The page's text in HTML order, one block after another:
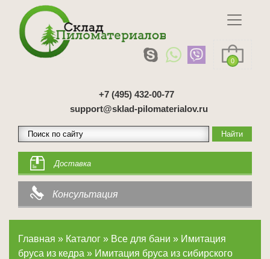
0
+7 (495) 432-00-77
support@sklad-pilomaterialov.ru
Доставка
Консультация
Главная » Каталог » Все для бани » Имитация
бруса из кедра » Имитация бруса из сибирского